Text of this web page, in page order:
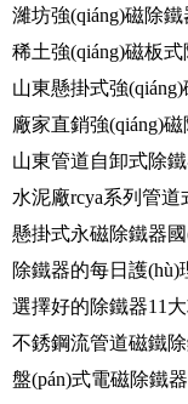
濰坊強(qiáng)磁除鐵
稀土強(qiáng)磁板式
山東懸掛式強
廠家直銷強(qiáng)
山東管道自卸式除
水泥廠rcya系列管道
懸掛式永磁除鐵器
除鐵器的每日護(hù)
選擇好的除鐵器11
不銹鋼流管道磁鐵
盤(pán)式電磁除鐵